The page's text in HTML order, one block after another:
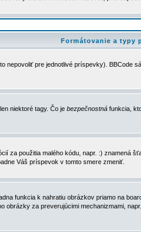
Formátovanie a typy
nepovoliť pre jednotlivé príspevky).
niektoré tagy. Čo je bezpečnostná funkcia,
za použitia malého kódu, napr. :)
Váš príspevok v tomto smere zmeniť.
funkcia k nahratiu obrázkov priamo na
za preverujúcimi mechanizmami,